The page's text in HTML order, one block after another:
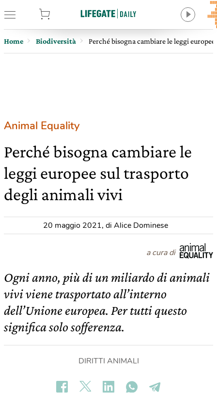
Home Biodiversità Perché bisogna cambiare le leggi
Animal Equality
Perché bisogna cambiare le
leggi europee sul trasporto
degli animali vivi
20 maggio 2021, di Alice Dominese
a cura di
Ogni anno, più di un miliardo di animali
vivi viene trasportato all’interno
dell’Unione europea. Per tutti questo
significa solo sofferenza.
DIRITTI ANIMALI